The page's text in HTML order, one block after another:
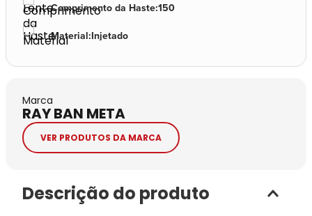
Comprimento da Haste:150
Material:Injetado
Marca
RAY BAN META
VER PRODUTOS DA MARCA
Descrição do produto